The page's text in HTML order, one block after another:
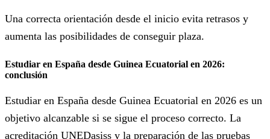
Una correcta orientación desde el inicio evita retrasos y
aumenta las posibilidades de conseguir plaza.
Estudiar en España desde Guinea Ecuatorial en 2026:
conclusión
Estudiar en España desde Guinea Ecuatorial en 2026 es un
objetivo alcanzable si se sigue el proceso correcto. La
acreditación UNEDasiss y la preparación de las pruebas